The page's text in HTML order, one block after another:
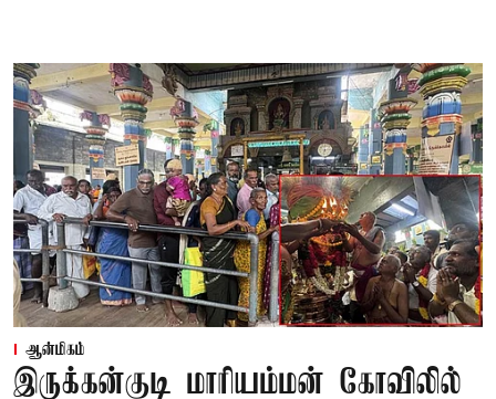
ஆன்மிகம்
இருக்கன்குடி மாரியம்மன் கோவிலில்